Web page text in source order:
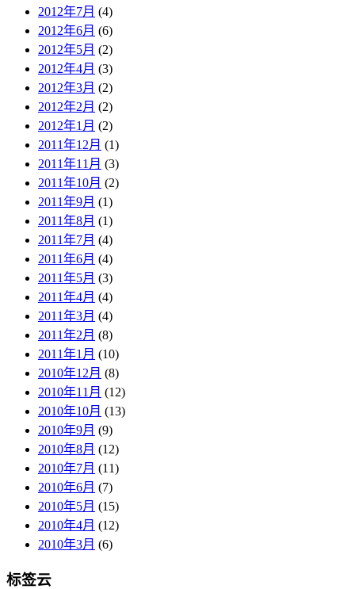
2012年7月 (4)
2012年6月 (6)
2012年5月 (2)
2012年4月 (3)
2012年3月 (2)
2012年2月 (2)
2012年1月 (2)
2011年12月 (1)
2011年11月 (3)
2011年10月 (2)
2011年9月 (1)
2011年8月 (1)
2011年7月 (4)
2011年6月 (4)
2011年5月 (3)
2011年4月 (4)
2011年3月 (4)
2011年2月 (8)
2011年1月 (10)
2010年12月 (8)
2010年11月 (12)
2010年10月 (13)
2010年9月 (9)
2010年8月 (12)
2010年7月 (11)
2010年6月 (7)
2010年5月 (15)
2010年4月 (12)
2010年3月 (6)
标签云